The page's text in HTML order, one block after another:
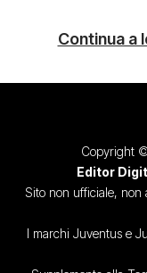
Continua a
Copyright
Editor
Sito non ufficiale, non
I marchi Juventus e